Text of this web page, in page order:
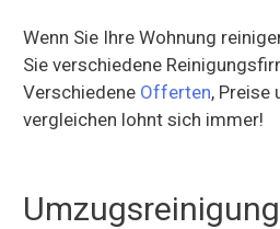
Wenn Sie Ihre Wohnung
Sie verschiedene
Verschiedene Offerten, Preise
vergleichen lohnt sich immer!